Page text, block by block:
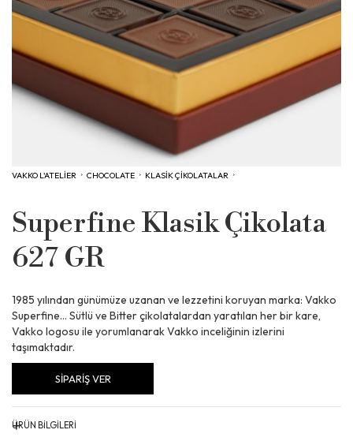
VAKKO L'ATELİER › CHOCOLATE › KLASIK ÇIKOLATALAR ›
Superfine Klasik Çikolata
627 GR
1985 yılından günümüze uzanan ve lezzetini koruyan marka: Vakko
Superfine… Sütlü ve Bitter çikolatalardan yaratılan her bir kare,
Vakko logosu ile yorumlanarak Vakko inceliğinin izlerini
taşımaktadır.
SİPARİŞ VER
+
ÜRÜN BİLGİLERİ